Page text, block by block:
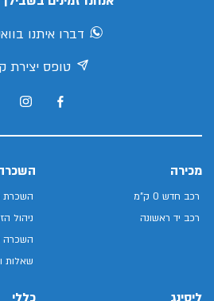
דברו איתנו
טופס יצירת
מכירה
רכב חדש 0 ק"מ
רכב יד ראשונה
השכרת
ניהול
השכרה
שאלות
ליסינג כללי